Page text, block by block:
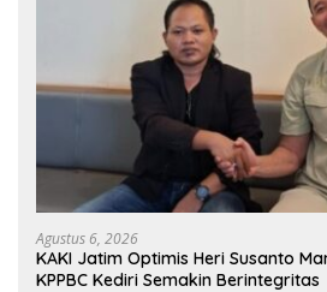
Agustus 6, 2026
KAKI Jatim Optimis Heri Susanto
KPPBC Kediri Semakin Berintegritas